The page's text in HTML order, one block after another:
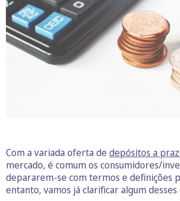
Com a variada oferta de depósitos a
mercado, é comum os consumidores/
depararem-se com termos e definições
entanto, vamos já clarificar algum desses